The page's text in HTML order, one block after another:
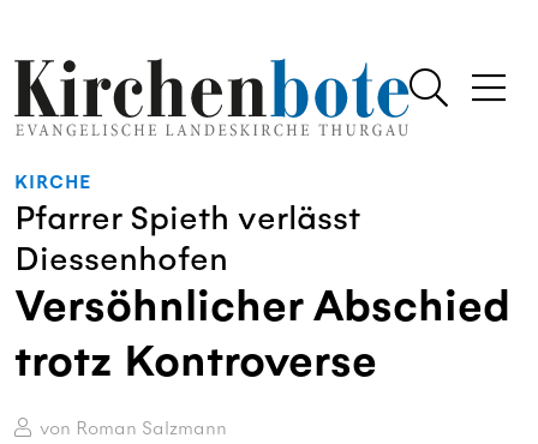
KIRCHE
Pfarrer Spieth verlässt
Diessenhofen
Versöhnlicher Abschied
trotz Kontroverse
von Roman Salzmann